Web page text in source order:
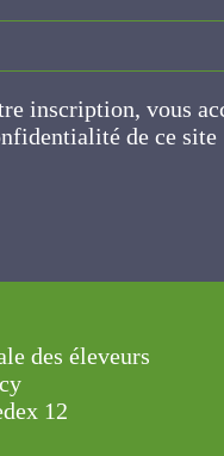
inscription, vous
de ce
des éleveurs
12